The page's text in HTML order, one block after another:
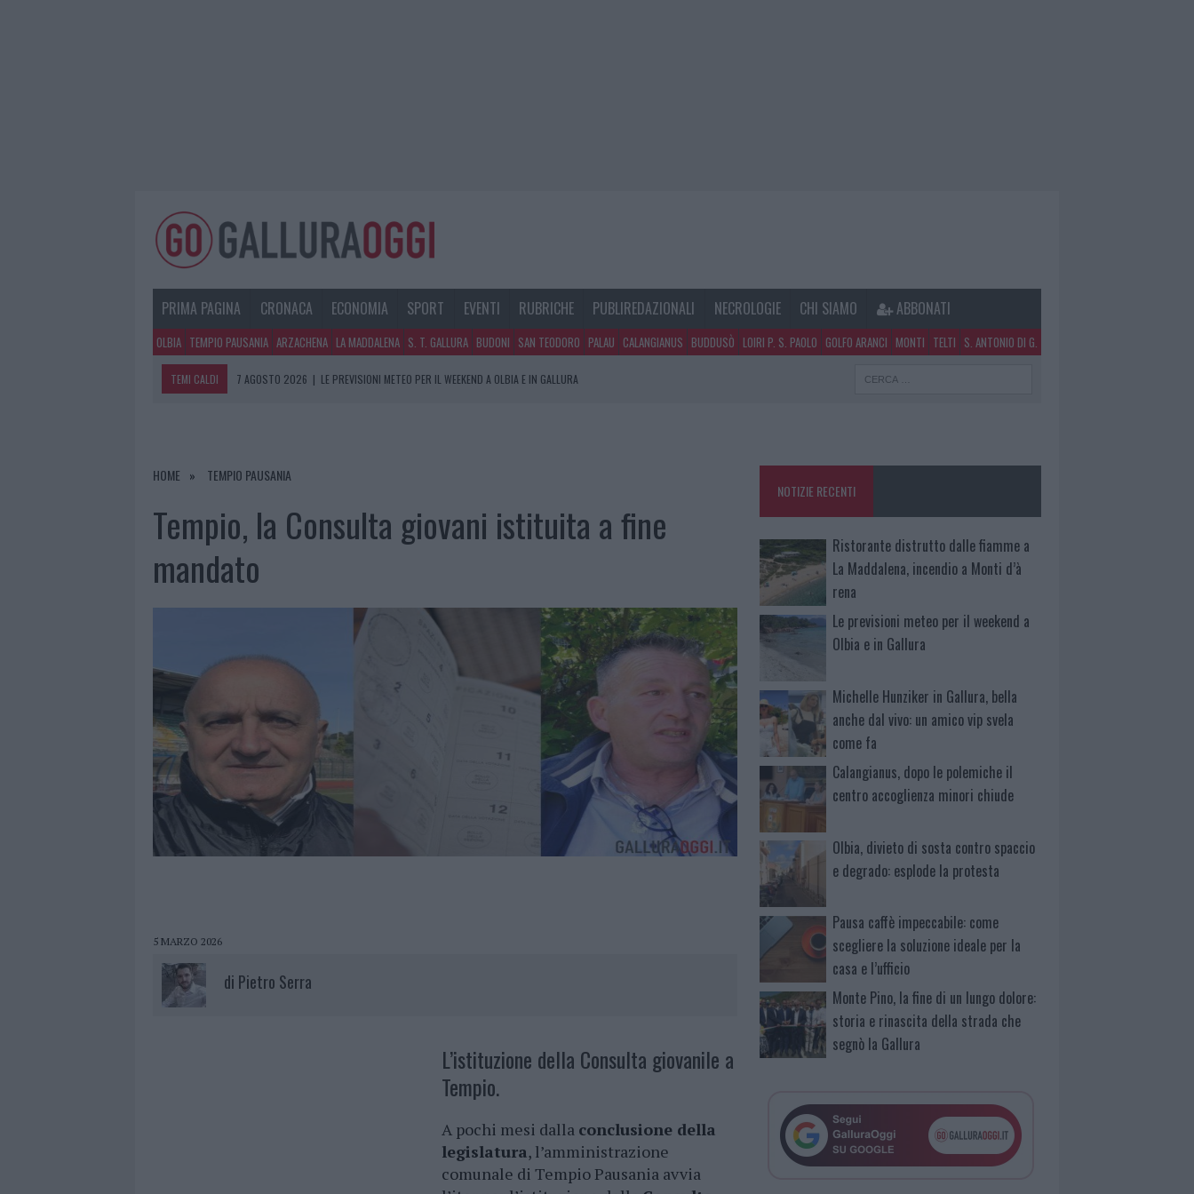
PRIMA PAGINA CRONACA ECONOMIA SPORT EVENTI RUBRICHE PUBLIREDAZIONALI NECROLOGIE CHI SIAMO ABBONATI
OLBIA TEMPIO PAUSANIA ARZACHENA LA MADDALENA S. T. GALLURA BUDONI SAN TEODORO PALAU CALANGIANUS BUDDUSÒ LOIRI P. S. PAOLO GOLFO ARANCI MONTI TELTI S. ANTONIO DI G.
TEMI CALDI 7 AGOSTO 2026 | LE PREVISIONI METEO PER IL WEEKEND A OLBIA E IN GALLURA
7 AGOSTO 2026 | OLBIA, DIVIETO DI SOSTA CONTRO SPACCIO E DEGRADO: ESPLODE LA PROTESTA
HOME TEMPIO PAUSANIA
Tempio, la Consulta giovani istituita a fine
mandato
5 MARZO 2026
di Pietro Serra
L’istituzione della Consulta giovanile a
Tempio.
A pochi mesi dalla conclusione della
legislatura, l’amministrazione
comunale di Tempio Pausania avvia
NOTIZIE RECENTI
Ristorante distrutto dalle fiamme a
La Maddalena, incendio a Monti d’à
rena
Le previsioni meteo per il weekend a
Olbia e in Gallura
Michelle Hunziker in Gallura, bella
anche dal vivo: un amico vip svela
come fa
Calangianus, dopo le polemiche il
centro accoglienza minori chiude
Olbia, divieto di sosta contro spaccio
e degrado: esplode la protesta
Pausa caffè impeccabile: come
scegliere la soluzione ideale per la
casa e l’ufficio
Monte Pino, la fine di un lungo dolore:
storia e rinascita della strada che
segnò la Gallura